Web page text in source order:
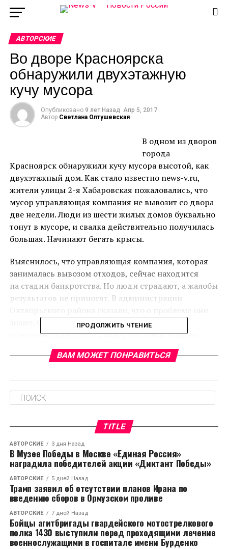
АВТОРСКИЕ
Во дворе Красноярска
обнаружили двухэтажную
кучу мусора
Опубликовано 9 лет Назад Апр 5, 2017
Автор Светлана Олтушевская
В одном из дворов
города
Красноярск обнаружили кучу мусора высотой, как
двухэтажный дом. Как стало известно news-v.ru,
жители улицы 2-я Хабаровская пожаловались, что
мусор управляющая компания не вывозит со двора
две недели. Люди из шести жилых домов буквально
тонут в мусоре, и свалка действительно получилась
большая. Начинают бегать крысы.
Выяснилось, что управляющая компания, которая
занималась вывозом отходов, сейчас находится
на стадии банкротства. Но люди страдают, а жалобы
результатов не приносят. В администрации
знают. Скоро муниципальная управляющая
компания будет обслуживать эти дома, и мусор
CЛЕДУЮЩЕЕ
В детском саду Коврова могли напоить детей
НЕ ПРОПУСТИТЕ
Под Муромом уничтожали груши и помидоры
ПРОДОЛЖИТЬ ЧТЕНИЕ
ВАМ МОЖЕТ ПОНРАВИТЬСЯ
TITLE
АВТОРСКИЕ 3 дня Назад
В Музее Победы в Москве «Единая Россия»
наградила победителей акции «Диктант Победы»
АВТОРСКИЕ 5 дней Назад
Трамп заявил об отсутствии планов Ирана по
введению сборов в Ормузском проливе
АВТОРСКИЕ 7 дней Назад
Бойцы агитбригады гвардейского мотострелкового
полка 1430 выступили перед проходящими лечение
военнослужащими в госпитале имени Бурденко